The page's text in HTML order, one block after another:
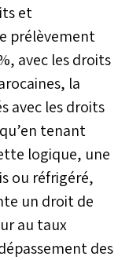
et
prélèvement
avec les droits
la
avec les droits
tenant
logique, une
ou réfrigéré,
un droit de
au taux
des